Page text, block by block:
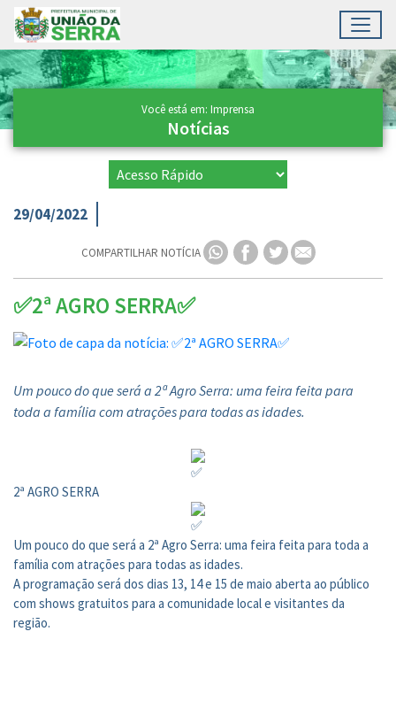
Ir para conteúdo principal
Conteúdo Principal
Você está em: Imprensa
Notícias
29/04/2022
COMPARTILHAR NOTÍCIA
✅2ª AGRO SERRA✅
Um pouco do que será a 2ª Agro Serra: uma feira feita para
toda a família com atrações para todas as idades.
2ª AGRO SERRA
Um pouco do que será a 2ª Agro Serra: uma feira feita para toda a
família com atrações para todas as idades.
A programação será dos dias 13, 14 e 15 de maio aberta ao público
com shows gratuitos para a comunidade local e visitantes da
região.